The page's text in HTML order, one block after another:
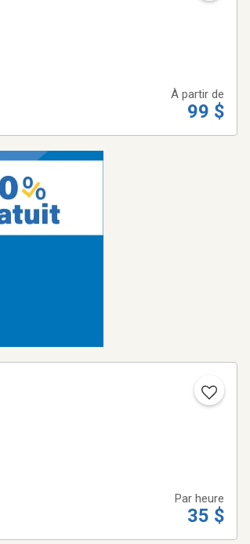
À partir de
99 $
Par heure
35 $